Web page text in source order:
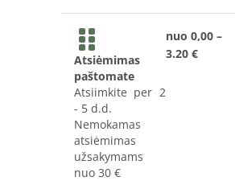
Atsiėmimas
paštomate
Atsiimkite per 2
- 5 d.d.
Nemokamas
atsiėmimas
užsakymams
nuo 30 €
nuo 0,00 –
3.20 €